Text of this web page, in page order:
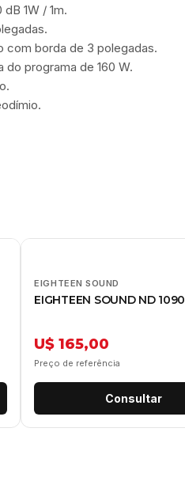
1W / 1m.
com borda de 3 polegadas.
do programa de 160 W.
EIGHTEEN SOUND
EIGHTEEN SOUND ND 1090
U$ 165,00
Preço de referência
Consultar